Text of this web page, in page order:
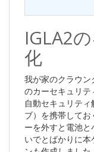
IGLA2
化
我が家のクラウン
のカーセキュリ
自動セキュリテ
ブ）を携帯して
ーを外すと電池
いでとばかりに